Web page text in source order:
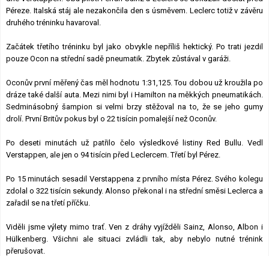
Péreze. Italská stáj ale nezakončila den s úsměvem. Leclerc totiž v závěru
druhého tréninku havaroval.
Začátek třetího tréninku byl jako obvykle nepříliš hektický. Po trati jezdil
pouze Ocon na střední sadě pneumatik. Zbytek zůstával v garáži.
Oconův první měřený čas měl hodnotu 1:31,125. Tou dobou už kroužila po
dráze také další auta. Mezi nimi byl i Hamilton na měkkých pneumatikách.
Sedminásobný šampion si velmi brzy stěžoval na to, že se jeho gumy
drolí. První Britův pokus byl o 22 tisícin pomalejší než Oconův.
Po deseti minutách už patřilo čelo výsledkové listiny Red Bullu. Vedl
Verstappen, ale jen o 94 tisícin před Leclercem. Třetí byl Pérez.
Po 15 minutách sesadil Verstappena z prvního místa Pérez. Svého kolegu
zdolal o 322 tisícin sekundy. Alonso překonal i na střední směsi Leclerca a
zařadil se na třetí příčku.
Viděli jsme výlety mimo trať. Ven z dráhy vyjížděli Sainz, Alonso, Albon i
Hülkenberg. Všichni ale situaci zvládli tak, aby nebylo nutné trénink
přerušovat.